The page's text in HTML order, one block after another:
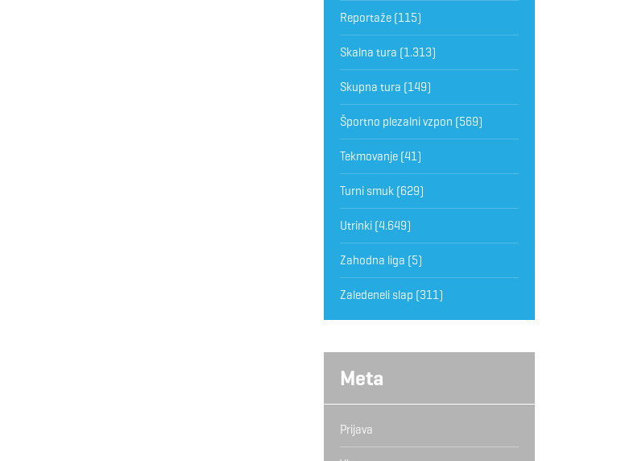
Reportaže(115)
Skalna tura (1.313)
Skupna tura (149)
Športno plezalni vzpon (569)
Tekmovanje(41)
Turni smuk(629)
Utrinki(4.649)
Zahodna liga (5)
Zaledeneli slap (311)
Meta
Prijava